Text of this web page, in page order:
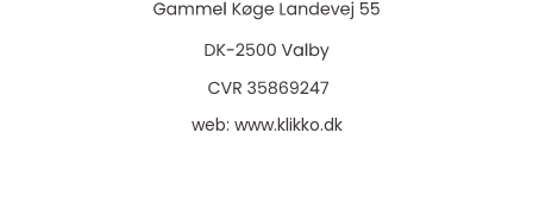
web: www.klikko.dk